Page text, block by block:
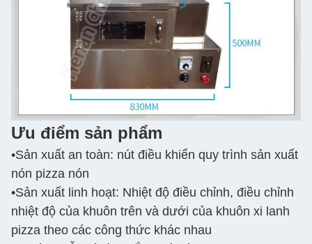
Ưu điểm sản phẩm
•Sản xuất an toàn: nút điều khiển quy trình sản xuất
nón pizza nón
•Sản xuất linh hoạt: Nhiệt độ điều chỉnh, điều chỉnh
nhiệt độ của khuôn trên và dưới của khuôn xi lanh
pizza theo các công thức khác nhau